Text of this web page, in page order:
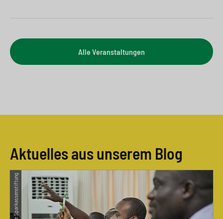
Alle Veranstaltungen
Aktuelles aus unserem Blog